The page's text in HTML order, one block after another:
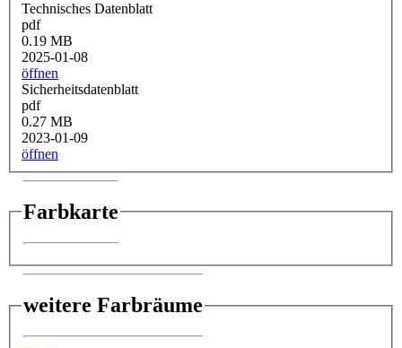
Technisches Datenblatt
pdf
0.19 MB
2025-01-08
öffnen
Sicherheitsdatenblatt
pdf
0.27 MB
2023-01-09
öffnen
Farbkarte
weitere Farbräume